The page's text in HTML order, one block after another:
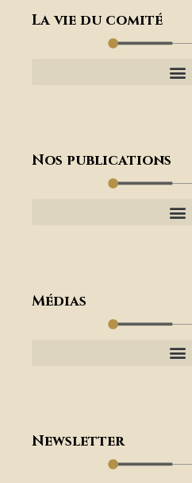
La vie du comité
Nos publications
Médias
Newsletter